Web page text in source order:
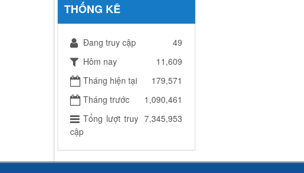
THỐNG KÊ
Đang truy cập
49
Hôm nay
11,609
Tháng hiện tại
179,571
Tháng trước
1,090,461
Tổng lượt truy
cập
7,345,953